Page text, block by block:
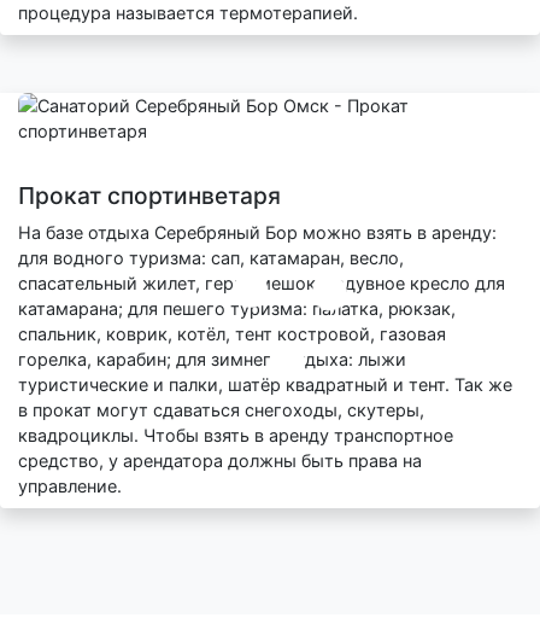
процедура называется термотерапией.
Прокат спортинветаря
На базе отдыха Серебряный Бор можно взять в аренду:
для водного туризма: сап, катамаран, весло,
спасательный жилет, гермомешок, надувное кресло для
катамарана; для пешего туризма: палатка, рюкзак,
спальник, коврик, котёл, тент костровой, газовая
горелка, карабин; для зимнего отдыха: лыжи
туристические и палки, шатёр квадратный и тент. Так же
в прокат могут сдаваться снегоходы, скутеры,
квадроциклы. Чтобы взять в аренду транспортное
средство, у арендатора должны быть права на
управление.